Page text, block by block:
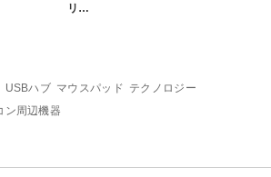
リ…
USBハブ マウスパッド テクノロジー
ン周辺機器